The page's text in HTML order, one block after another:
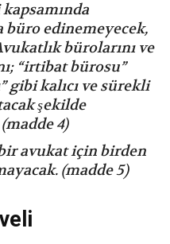
edinemeyecek,
bürolarını ve
“irtibat bürosu”
gibi kalıcı ve sürekli
şekilde
4)
avukat için birden
(madde 5)